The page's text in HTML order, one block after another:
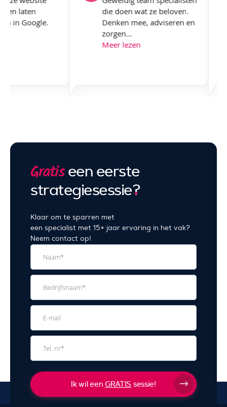
en laten
in Google.
die doen wat ze beloven.
Denken mee, adviseren en
zorgen...
Meer lezen
Gratiseen eerste
strategiesessie?
Klaar om te sparren met
een specialist met 15+ jaar ervaring in het vak?
Neem contact op!
Ik wil eenGRATIS sessie!